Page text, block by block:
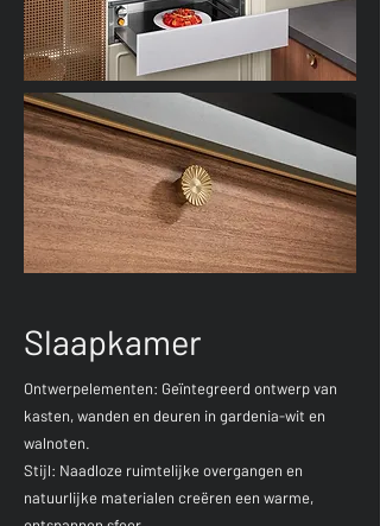
Slaapkamer
Ontwerpelementen: Geïntegreerd ontwerp van
kasten, wanden en deuren in gardenia-wit en
walnoten.
Stijl: Naadloze ruimtelijke overgangen en
natuurlijke materialen creëren een warme,